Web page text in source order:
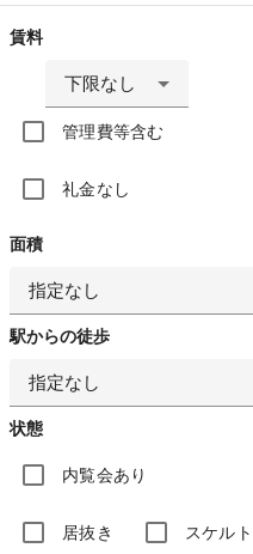
賃料
下限なし
管理費等含む
礼金なし
面積
指定なし
駅からの徒歩
指定なし
状態
内覧会あり
居抜き スケル